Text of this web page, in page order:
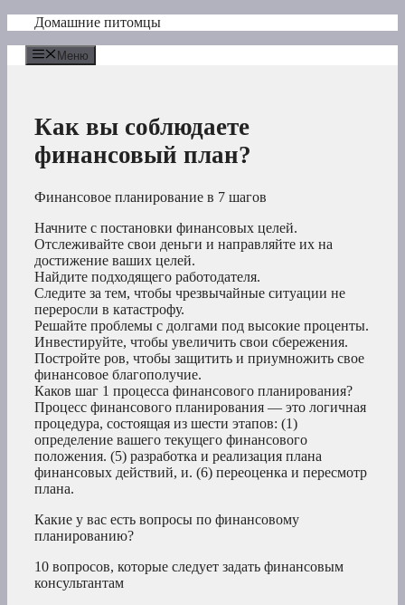
Перейти
содержимому
Домашние питомцы
Меню
Как вы соблюдаете
финансовый план?
Финансовое планирование в 7 шагов
Начните с постановки финансовых целей.
Отслеживайте свои деньги и направляйте их на
достижение ваших целей.
Найдите подходящего работодателя.
Следите за тем, чтобы чрезвычайные ситуации не
переросли в катастрофу.
Решайте проблемы с долгами под высокие проценты.
Инвестируйте, чтобы увеличить свои сбережения.
Постройте ров, чтобы защитить и приумножить свое
финансовое благополучие.
Каков шаг 1 процесса финансового планирования?
Процесс финансового планирования — это логичная
процедура, состоящая из шести этапов: (1)
определение вашего текущего финансового
положения. (5) разработка и реализация плана
финансовых действий, и. (6) переоценка и пересмотр
плана.
Какие у вас есть вопросы по финансовому
планированию?
10 вопросов, которые следует задать финансовым
консультантам